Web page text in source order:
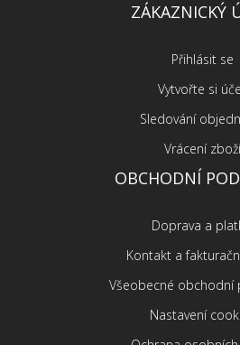
ZÁKAZNICKÝ
Přihlásit se
Vytvořte si
Sledování
Vrácení zboží
OBCHODNÍ
Doprava a
Kontakt a
Všeobecné obchodní
Nastavení